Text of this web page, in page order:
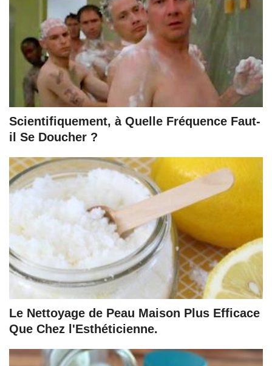
Scientifiquement, à Quelle Fréquence Faut-
il Se Doucher ?
Le Nettoyage de Peau Maison Plus Efficace
Que Chez l'Esthéticienne.